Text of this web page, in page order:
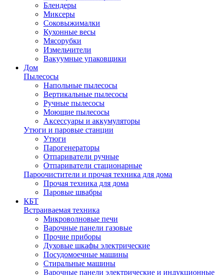
Блендеры
Миксеры
Соковыжималки
Кухонные весы
Мясорубки
Измельчители
Вакуумные упаковщики
Дом
Пылесосы
Напольные пылесосы
Вертикальные пылесосы
Ручные пылесосы
Моющие пылесосы
Аксессуары и аккумуляторы
Утюги и паровые станции
Утюги
Парогенераторы
Отпариватели ручные
Отпариватели стационарные
Пароочистители и прочая техника для дома
Прочая техника для дома
Паровые швабры
КБТ
Встраиваемая техника
Микроволновые печи
Варочные панели газовые
Прочие приборы
Духовые шкафы электрические
Посудомоечные машины
Стиральные машины
Варочные панели электрические и индукционные